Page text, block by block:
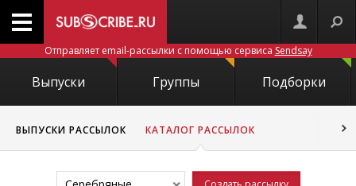
Отправляет email-рассылки с помощью сервиса Sendsay
Выпуски Группы Подборки
ВЫПУСКИ РАССЫЛОК КАТАЛОГ РАССЫЛОК